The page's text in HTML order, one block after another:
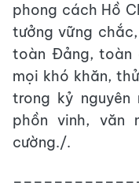
phong cách Hồ
tưởng vững
toàn Đảng, toàn
mọi khó khăn,
trong kỷ
phồn vinh, văn
cường./.